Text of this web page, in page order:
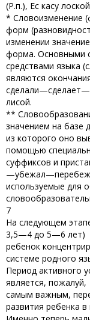
(Р.п.), Ес касу
* Словоизменение
форм
изменении
форма. Основными
средствами языка
являются
лисой.
**
значением на базе
из которого оно
помощью
суффиксов и
используемые для
7
На следующем
3,5—4 до 5—6 лет)
ребенок
системе родного
Период активного
является, пожалуй,
самым важным,
развития ребенка в